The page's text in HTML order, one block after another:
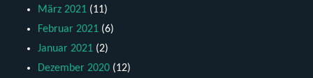
März 2021 (11)
Februar 2021 (6)
Januar 2021 (2)
Dezember 2020 (12)